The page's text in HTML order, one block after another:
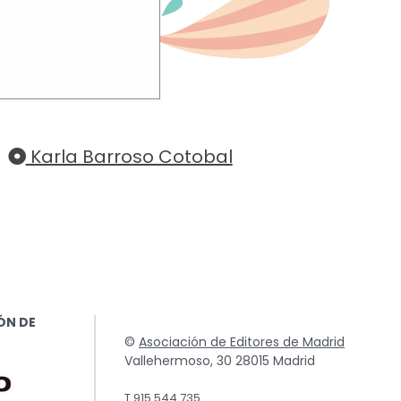
su
Karla Barroso Cotobal
DE
© Asociación de Editores de Madrid
Vallehermoso, 30 28015 Madrid